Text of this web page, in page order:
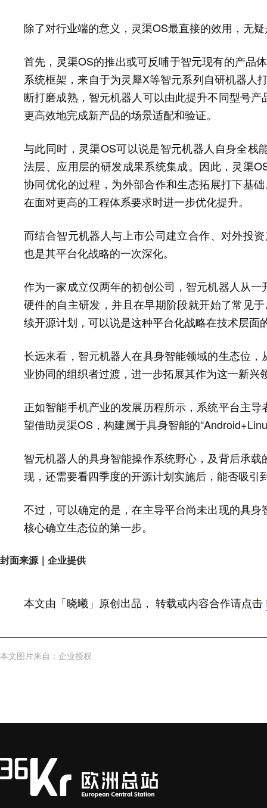
除了对行业端的意义，灵渠OS最直接的效用，无
首先，灵渠OS的推出或可反哺于智元现有的产品
系统框架，来自于为灵犀X等智元系列自研机器人
断打磨成熟，智元机器人可以由此提升不同型号
更高效地完成新产品的场景适配和验证。
与此同时，灵渠OS可以说是智元机器人自身全栈
法层、应用层的研发成果系统集成。因此，灵渠
协同优化的过程，为外部合作和生态拓展打下基
在面对更高的工程体系要求时进一步优化提升。
而结合智元机器人与上市公司建立合作、对外投
也是其平台化战略的一次深化。
作为一家成立仅两年的初创公司，智元机器人从
硬件的自主研发，并且在早期阶段就开始了常见
续开源计划，可以说是这种平台化战略在技术层面
长远来看，智元机器人在具身智能领域的生态位
业协同的组织者过渡，进一步拓展其作为这一新兴
正如智能手机产业的发展历程所示，系统平台主
望借助灵渠OS，构建属于具身智能的
智元机器人的具身智能操作系统野心，及背后承
现，还需要看四季度的开源计划实施后，能否吸引
不过，可以确定的是，在主导平台尚未出现的具
核心确立生态位的第一步。
封面来源｜企业提供
本文由 「晓曦 」 原创出品 ， 转载或内容合作请点击
本文图片来自 ： 企业授权